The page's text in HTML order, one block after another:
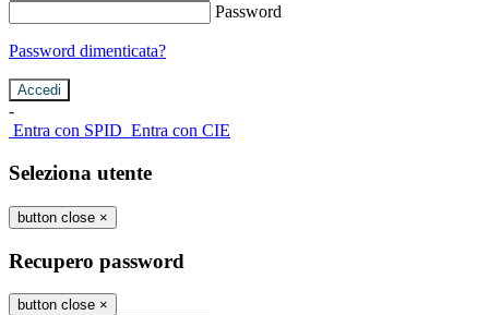
Password
Password dimenticata?
-
Entra con SPID Entra con CIE
Seleziona utente
button close ×
Recupero password
button close ×